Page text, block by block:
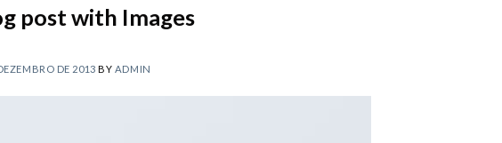
post with Images
DE 2013 BY ADMIN